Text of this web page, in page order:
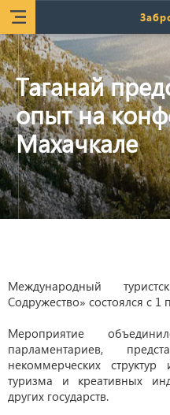
Таганай
опыт на
Махачкале
Международный
Содружество» состоялся с 1
Мероприятие
парламентариев,
некоммерческих
туризма и креативных
других государств.